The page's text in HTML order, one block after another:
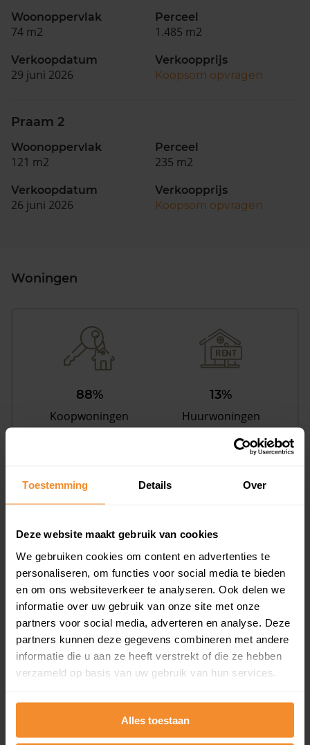
Toestemming Details Over
Deze website maakt gebruik van cookies
We gebruiken cookies om content en advertenties te
personaliseren, om functies voor social media te bieden
en om ons websiteverkeer te analyseren. Ook delen we
informatie over uw gebruik van onze site met onze
partners voor social media, adverteren en analyse. Deze
partners kunnen deze gegevens combineren met andere
informatie die u aan ze heeft verstrekt of die ze hebben
verzameld op basis van uw gebruik van hun services.
Alles toestaan
Woonoppervlak
74 m2
Perceel
1.485 m2
Verkoopdatum
29 juni 2026
Verkoopprijs
Koopsom opvragen
Praam 2
Woonoppervlak
121 m2
Perceel
235 m2
Verkoopdatum
26 juni 2026
Verkoopprijs
Koopsom opvragen
Woningen
88%
Koopwoningen
13%
Huurwoningen
Appartementen
0%
Bouwjaar